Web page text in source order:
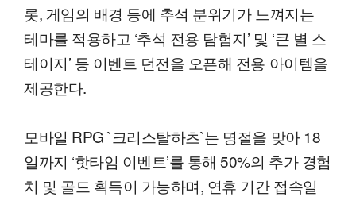
롯, 게임의 배경 등에 추석 분위기가 느껴지는
테마를 적용하고 ‘추석 전용 탐험지’ 및 ‘큰 별 스
테이지’ 등 이벤트 던전을 오픈해 전용 아이템을
제공한다.
모바일 RPG `크리스탈하츠`는 명절을 맞아 18
일까지 ‘핫타임 이벤트’를 통해 50%의 추가 경험
치 및 골드 획득이 가능하며, 연휴 기간 접속일